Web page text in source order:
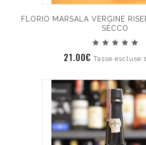
FLORIO MARSALA VERGINE
SECCO
21.00€Tasse